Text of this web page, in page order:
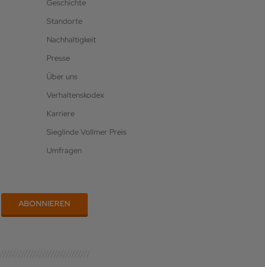
Geschichte
Standorte
Nachhaltigkeit
Presse
Über uns
Verhaltenskodex
Karriere
Sieglinde Vollmer Preis
Umfragen